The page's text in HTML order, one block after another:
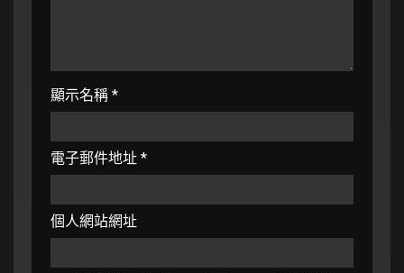
顯示名稱 *
電子郵件地址 *
個人網站網址